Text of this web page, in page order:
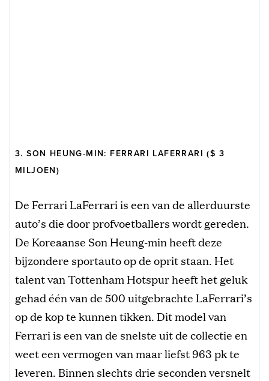
3. SON HEUNG-MIN: FERRARI LAFERRARI ($ 3
MILJOEN)
De Ferrari LaFerrari is een van de allerduurste
auto’s die door profvoetballers wordt gereden.
De Koreaanse Son Heung-min heeft deze
bijzondere sportauto op de oprit staan. Het
talent van Tottenham Hotspur heeft het geluk
gehad één van de 500 uitgebrachte LaFerrari’s
op de kop te kunnen tikken. Dit model van
Ferrari is een van de snelste uit de collectie en
weet een vermogen van maar liefst 963 pk te
leveren. Binnen slechts drie seconden versnelt